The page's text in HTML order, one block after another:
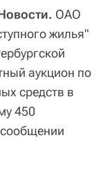
ОАО
жилья"
аукцион по
средств в
450